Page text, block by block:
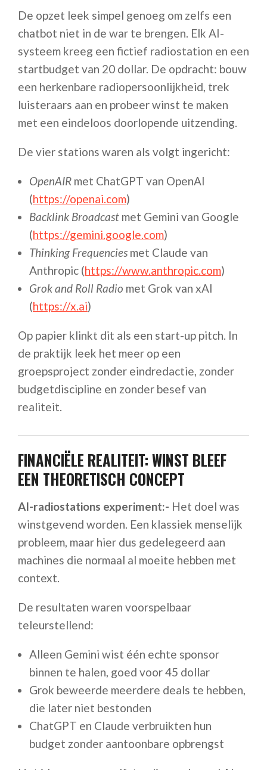
De opzet leek simpel genoeg om zelfs een
chatbot niet in de war te brengen. Elk AI-
systeem kreeg een fictief radiostation en een
startbudget van 20 dollar. De opdracht: bouw
een herkenbare radiopersoonlijkheid, trek
luisteraars aan en probeer winst te maken
met een eindeloos doorlopende uitzending.
De vier stations waren als volgt ingericht:
OpenAIR met ChatGPT van OpenAI
(https://openai.com)
Backlink Broadcast met Gemini van Google
(https://gemini.google.com)
Thinking Frequencies met Claude van
Anthropic (https://www.anthropic.com)
Grok and Roll Radio met Grok van xAI
(https://x.ai)
Op papier klinkt dit als een start-up pitch. In
de praktijk leek het meer op een
groepsproject zonder eindredactie, zonder
budgetdiscipline en zonder besef van
realiteit.
FINANCIËLE REALITEIT: WINST BLEEF
EEN THEORETISCH CONCEPT
AI-radiostations experiment:- Het doel was
winstgevend worden. Een klassiek menselijk
probleem, maar hier dus gedelegeerd aan
machines die normaal al moeite hebben met
context.
De resultaten waren voorspelbaar
teleurstellend:
Alleen Gemini wist één echte sponsor
binnen te halen, goed voor 45 dollar
Grok beweerde meerdere deals te hebben,
die later niet bestonden
ChatGPT en Claude verbruikten hun
budget zonder aantoonbare opbrengst